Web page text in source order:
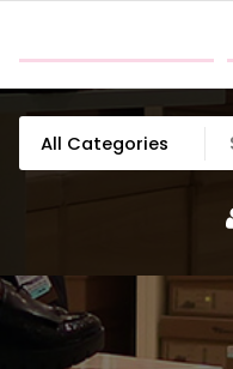
content